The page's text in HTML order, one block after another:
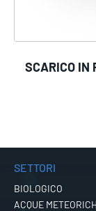
SCARICO IN
SETTORI
BIOLOGICO
ACQUE